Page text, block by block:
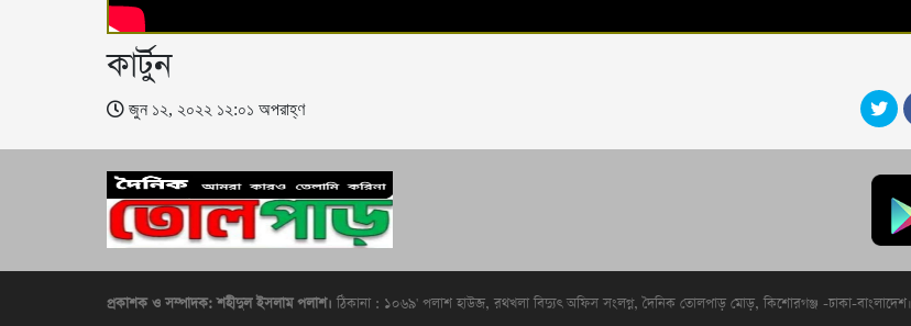
কার্টুন
জুন ১২, ২০২২ ১২:০১ অপরাহ্ণ
প্রকাশক ও সম্পাদক: শহীদুল ইসলাম পলাশ। ঠিকানা : ১০৬৯' পলাশ হাউজ, রথখলা বিদ্যুৎ অফিস সংলগ্ন, দৈনিক তোলপাড় মোড়, কিশোরগঞ্জ -ঢাকা-বাংলাদেশ।